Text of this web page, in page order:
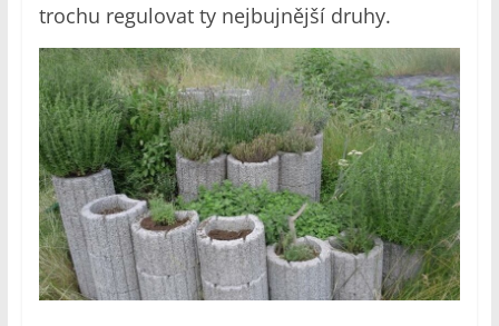
trochu regulovat ty nejbujnější druhy.